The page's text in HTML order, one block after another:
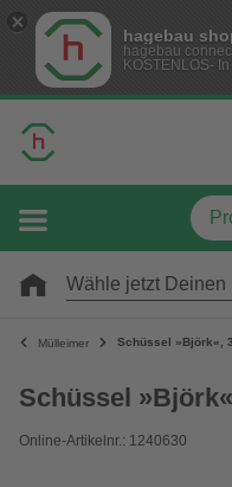
hagebau
hagebau
KOSTENLOS-
Wähle jetzt Deinen
Mülleimer Schüssel »Björk«,
Schüssel
Online-Artikelnr.: 1240630